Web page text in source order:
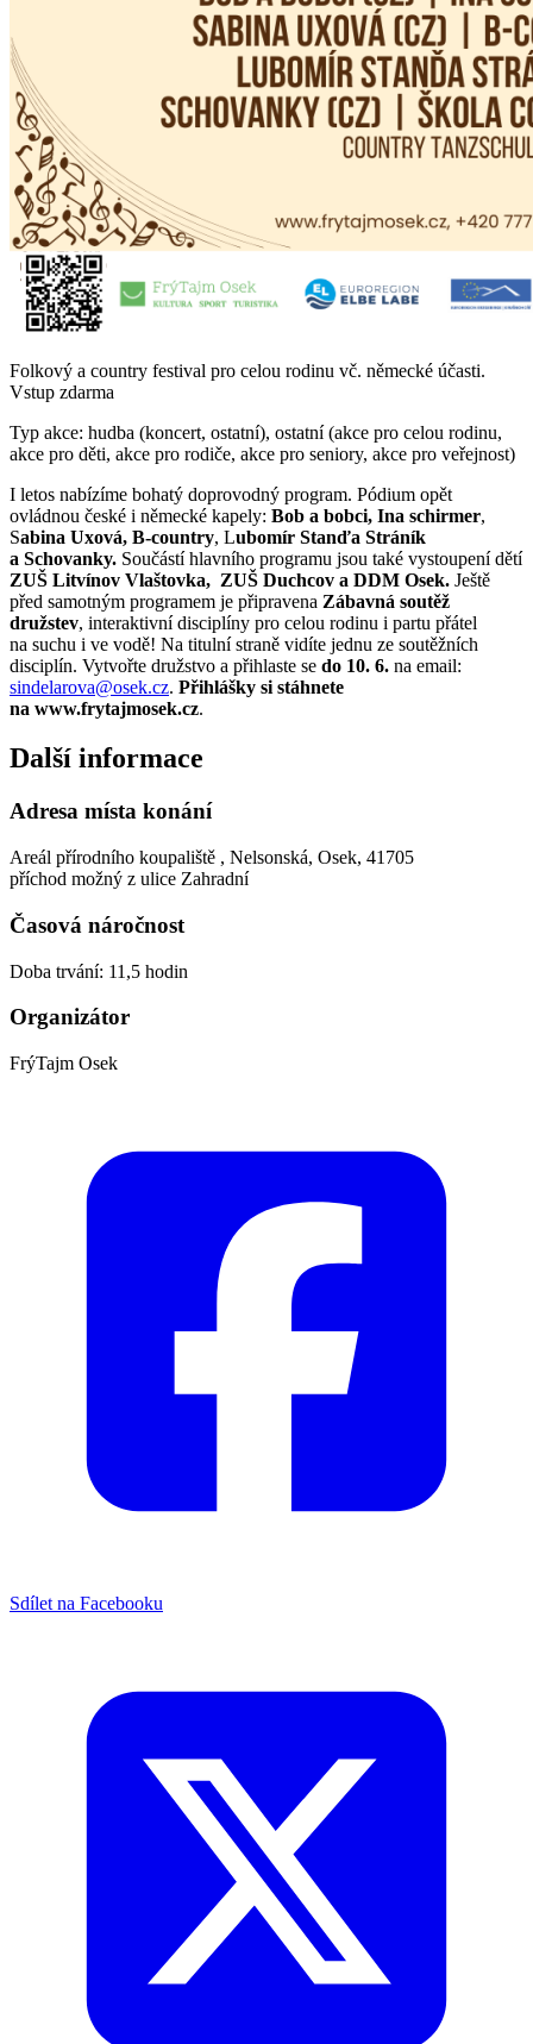
Folkový a country festival pro celou rodinu vč. německé účasti.
Vstup zdarma
Typ akce: hudba (koncert, ostatní), ostatní (akce pro celou rodinu,
akce pro děti, akce pro rodiče, akce pro seniory, akce pro veřejnost)
I letos nabízíme bohatý doprovodný program. Pódium opět
ovládnou české i německé kapely: Bob a bobci, Ina schirmer,
Sabina Uxová, B-country, Lubomír Stanďa Stráník
a Schovanky. Součástí hlavního programu jsou také vystoupení dětí
ZUŠ Litvínov Vlaštovka, ZUŠ Duchcov a DDM Osek. Ještě
před samotným programem je připravena Zábavná soutěž
družstev, interaktivní disciplíny pro celou rodinu i partu přátel
na suchu i ve vodě! Na titulní straně vidíte jednu ze soutěžních
disciplín. Vytvořte družstvo a přihlaste se do 10. 6. na email:
sindelarova@osek.cz. Přihlášky si stáhnete
na www.frytajmosek.cz.
Další informace
Adresa místa konání
Areál přírodního koupaliště , Nelsonská, Osek, 41705
příchod možný z ulice Zahradní
Časová náročnost
Doba trvání: 11,5 hodin
Organizátor
FrýTajm Osek
Sdílet na Facebooku